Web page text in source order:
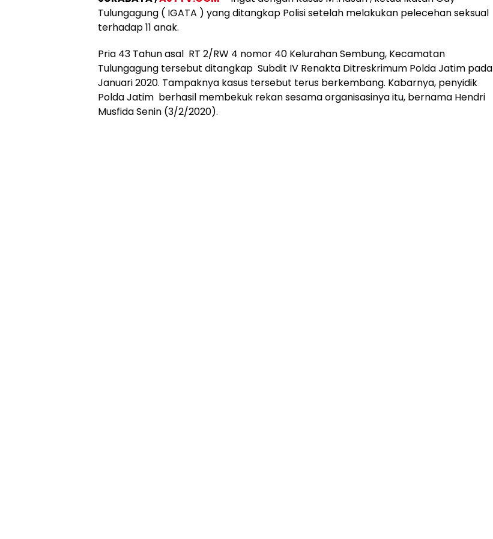
Tulungagung ( IGATA ) yang ditangkap Polisi setelah melakukan pelecehan seksual
terhadap 11 anak.
Pria 43 Tahun asal RT 2/RW 4 nomor 40 Kelurahan Sembung, Kecamatan
Tulungagung tersebut ditangkap Subdit IV Renakta Ditreskrimum Polda Jatim pada
Januari 2020. Tampaknya kasus tersebut terus berkembang. Kabarnya, penyidik
Polda Jatim berhasil membekuk rekan sesama organisasinya itu, bernama Hendri
Musfida Senin (3/2/2020).